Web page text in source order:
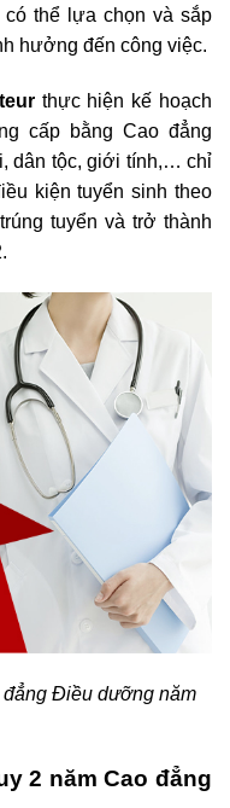
có thể lựa chọn và sắp
hưởng đến công việc.
thực hiện kế hoạch
cấp bằng Cao đẳng
dân tộc, giới tính,… chỉ
kiện tuyển sinh theo
tuyển và trở thành
Điều dưỡng năm
2 năm Cao đẳng